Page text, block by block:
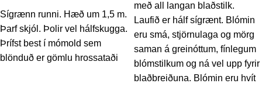
Sígrænn runni. Hæð um 1,5 m.
Þarf skjól. Þolir vel hálfskugga.
Þrífst best í mómold sem
blönduð er gömlu hrossataði
með all langan blaðstilk.
Laufið er hálf sígrænt. Blómin
eru smá, stjörnulaga og mörg
saman á greinóttum, fínlegum
blómstilkum og ná vel upp fyrir
blaðbreiðuna. Blómin eru hvít